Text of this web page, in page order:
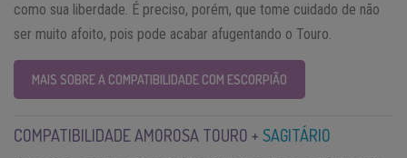
como sua liberdade. É preciso, porém, que tome cuidado de não
ser muito afoito, pois pode acabar afugentando o Touro.
MAIS SOBRE A COMPATIBILIDADE COM ESCORPIÃO
COMPATIBILIDADE AMOROSA TOURO + SAGITÁRIO